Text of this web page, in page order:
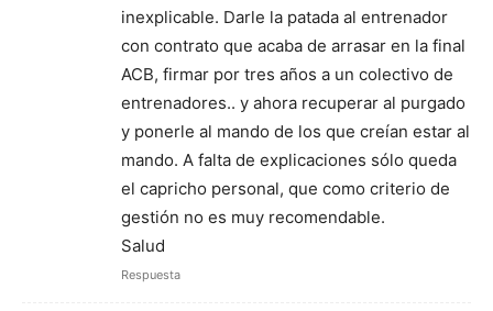
inexplicable. Darle la patada al entrenador
con contrato que acaba de arrasar en la final
ACB, firmar por tres años a un colectivo de
entrenadores.. y ahora recuperar al purgado
y ponerle al mando de los que creían estar al
mando. A falta de explicaciones sólo queda
el capricho personal, que como criterio de
gestión no es muy recomendable.
Salud
Respuesta